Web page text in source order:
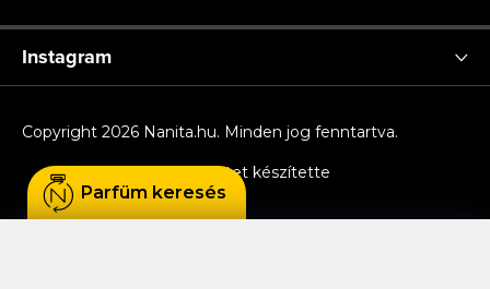
Instagram
Shoptet készítette
Copyright 2026 Nanita.hu. Minden jog fenntartva.
Parfüm keresés